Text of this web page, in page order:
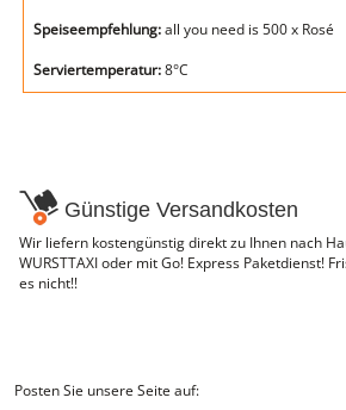
Speiseempfehlung:all you need is 500 x Rosé
Serviertemperatur:8°C
Günstige Versandkosten
Wir liefern kostengünstig direkt zu Ihnen nach
WURSTTAXI oder mit Go! Express Paketdienst!
es nicht!!
Posten Sie unsere Seite auf: